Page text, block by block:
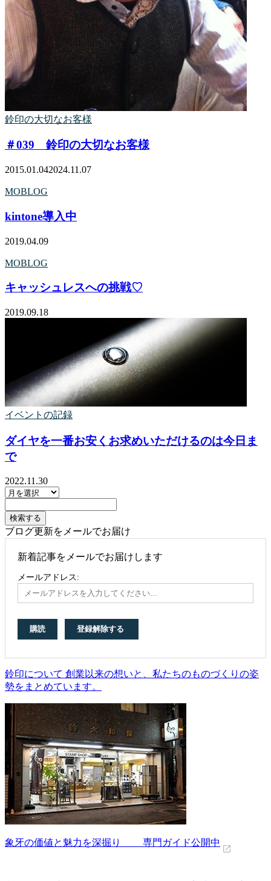
鈴印の大切なお客様
＃039 鈴印の大切なお客様
2015.01.042024.11.07
MOBLOG
kintone導入中
2019.04.09
MOBLOG
キャッシュレスへの挑戦♡
2019.09.18
イベントの記録
ダイヤを一番お安くお求めいただけるのは今日ま
で
2022.11.30
ブログ更新をメールでお届け
新着記事をメールでお届けします
メールアドレス:
鈴印について 創業以来の想いと、私たちのものづくりの姿
勢をまとめています。
象牙の価値と魅力を深掘り 専門ガイド公開中